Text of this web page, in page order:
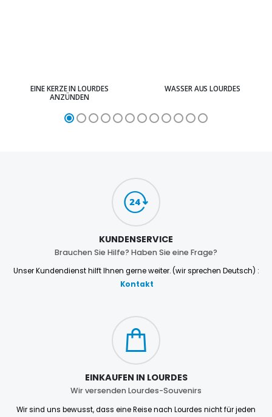
EINE KERZE IN LOURDES
ANZÜNDEN
WASSER AUS LOURDES
KUNDENSERVICE
Brauchen Sie Hilfe? Haben Sie eine Frage?
Unser Kundendienst hilft Ihnen gerne weiter. (wir sprechen Deutsch) :
Kontakt
EINKAUFEN IN LOURDES
Wir versenden Lourdes-Souvenirs
Wir sind uns bewusst, dass eine Reise nach Lourdes nicht für jeden